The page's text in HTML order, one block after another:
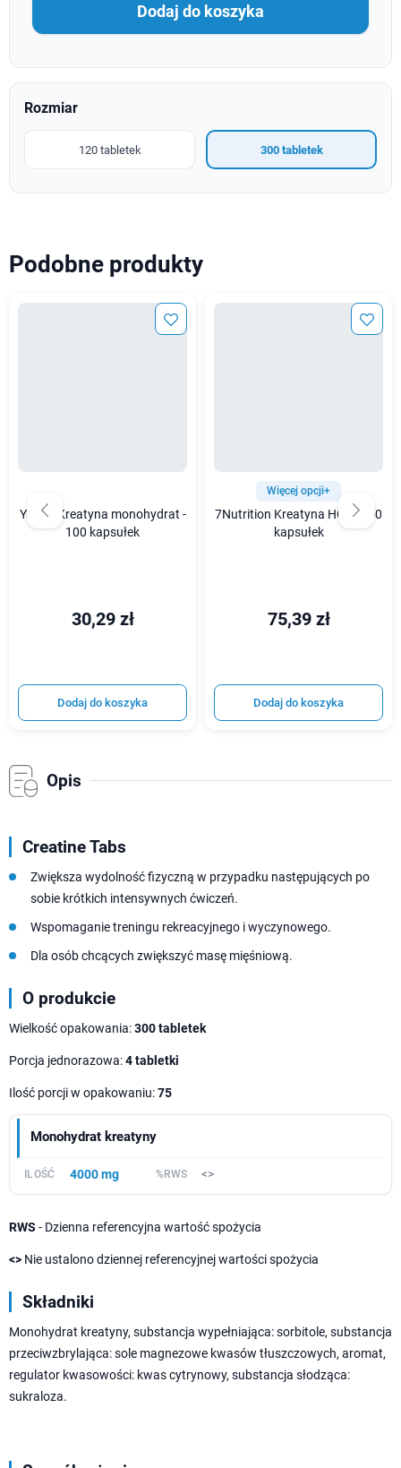
Dodaj do koszyka
Rozmiar
120 tabletek 300 tabletek
Podobne produkty
Yango Kreatyna monohydrat -
100 kapsułek
30,29 zł
Dodaj do koszyka
Więcej opcji+
7Nutrition Kreatyna HCL - 350
kapsułek
75,39 zł
Dodaj do koszyka
Opis
Creatine Tabs
Zwiększa wydolność fizyczną w przypadku następujących po
sobie krótkich intensywnych ćwiczeń.
Wspomaganie treningu rekreacyjnego i wyczynowego.
Dla osób chcących zwiększyć masę mięśniową.
O produkcie
Wielkość opakowania:300 tabletek
Porcja jednorazowa:4 tabletki
Ilość porcji w opakowaniu:75
Monohydrat kreatyny
4000 mg <>
RWS - Dzienna referencyjna wartość spożycia
<> Nie ustalono dziennej referencyjnej wartości spożycia
Składniki
Monohydrat kreatyny, substancja wypełniająca: sorbitole, substancja
przeciwzbrylająca: sole magnezowe kwasów tłuszczowych, aromat,
regulator kwasowości: kwas cytrynowy, substancja słodząca:
sukraloza.